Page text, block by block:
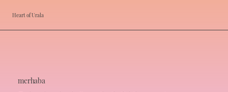
Heart of Urala
merhaba